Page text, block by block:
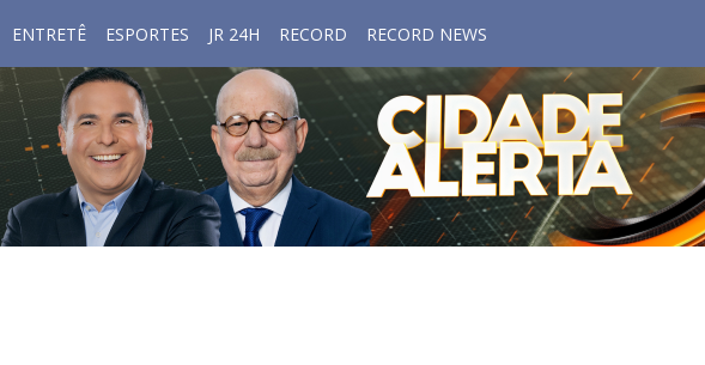
ENTRETÊ ESPORTES JR 24H RECORD RECORD NEWS